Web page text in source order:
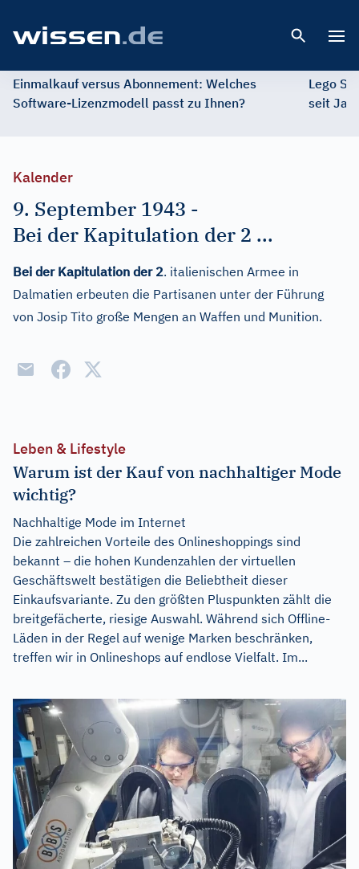
Einmalkauf versus Abonnement: Welches
Software-Lizenzmodell passt zu Ihnen?
Lego
seit
Kalender
9. September 1943 -
Bei der Kapitulation der 2 ...
Bei der Kapitulation der 2. italienischen Armee in
Dalmatien erbeuten die Partisanen unter der Führung
von Josip Tito große Mengen an Waffen und Munition.
Leben & Lifestyle
Warum ist der Kauf von nachhaltiger Mode
wichtig?
Nachhaltige Mode im Internet
Die zahlreichen Vorteile des Onlineshoppings sind
bekannt – die hohen Kundenzahlen der virtuellen
Geschäftswelt bestätigen die Beliebtheit dieser
Einkaufsvariante. Zu den größten Pluspunkten zählt die
breitgefächerte, riesige Auswahl. Während sich Offline-
Läden in der Regel auf wenige Marken beschränken,
treffen wir in Onlineshops auf endlose Vielfalt. Im...